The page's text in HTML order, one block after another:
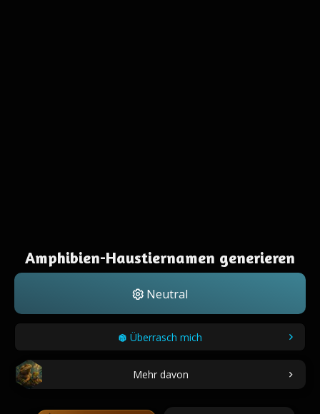
Amphibien-Haustiernamen generieren
Neutral
Überrasch mich
Mehr davon